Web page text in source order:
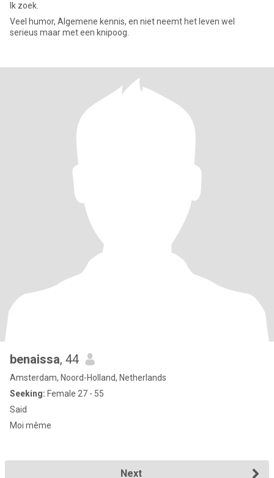
Ik zoek.
Veel humor, Algemene kennis, en niet neemt het leven wel
serieus maar met een knipoog.
benaissa, 44
Amsterdam, Noord-Holland, Netherlands
Seeking: Female 27 - 55
Said
Moi même
Next